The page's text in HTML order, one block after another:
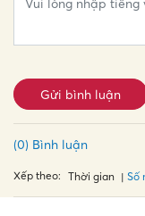
Gửi bình luận
(0) Bình luận
Xếp theo: Thời gian Số